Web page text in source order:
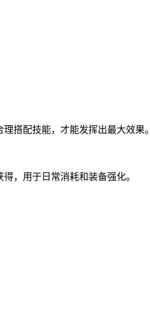
搭配技能，才能发挥出最大效果。
，用于日常消耗和装备强化。